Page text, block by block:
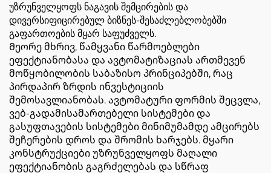
უზრუნველყოფს ნაგავის შემცირების და
დივერსიფიცირებულ ბიზნეს-შესაძლებლობებში
გაფართოების მყარ საფუძველს.
Მეორე მხრივ, წამყვანი წარმოებლები
ეფექტიანობასა და ავტომატიზაციას ართმევენ
მოწყობილობის საბაზისო პრინციპებში, რაც
პირდაპირ ზრდის ინვესტიციის
შემოსავლიანობას. ავტომატური ფორმის შეცვლა,
ვებ-გადამისამართებელი სისტემები და
გასუფთავების სისტემები მინიმუმამდე ამცირებს
შეჩერების დროს და შრომის ხარჯებს. მყარი
კონსტრუქციები უზრუნველყოფს მაღალი
ეფექტიანობის გაგრძელებას და სწრაფ